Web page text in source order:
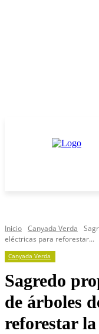
Inicio Canyada Verda
eléctricas para reforestar...
Canyada Verda
Sagredo
de árboles
reforestar